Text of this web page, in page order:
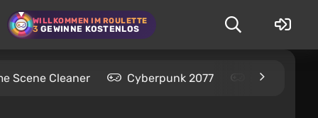
WILLKOMMEN IM ROULETTE
3 GEWINNE KOSTENLOS
Scene Cleaner Cyberpunk 2077 Kingdom